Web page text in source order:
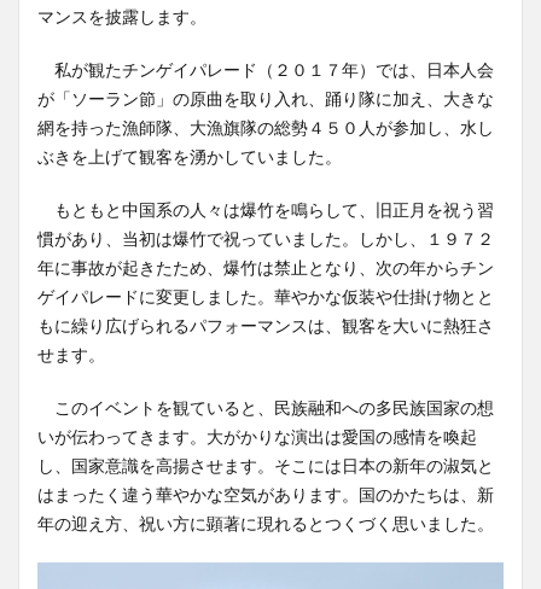
マンスを披露します。
私が観たチンゲイパレード（２０１７年）では、日本人会
が「ソーラン節」の原曲を取り入れ、踊り隊に加え、大きな
網を持った漁師隊、大漁旗隊の総勢４５０人が参加し、水し
ぶきを上げて観客を湧かしていました。
もともと中国系の人々は爆竹を鳴らして、旧正月を祝う習
慣があり、当初は爆竹で祝っていました。しかし、１９７２
年に事故が起きたため、爆竹は禁止となり、次の年からチン
ゲイパレードに変更しました。華やかな仮装や仕掛け物とと
もに繰り広げられるパフォーマンスは、観客を大いに熱狂さ
せます。
このイベントを観ていると、民族融和への多民族国家の想
いが伝わってきます。大がかりな演出は愛国の感情を喚起
し、国家意識を高揚させます。そこには日本の新年の淑気と
はまったく違う華やかな空気があります。国のかたちは、新
年の迎え方、祝い方に顕著に現れるとつくづく思いました。